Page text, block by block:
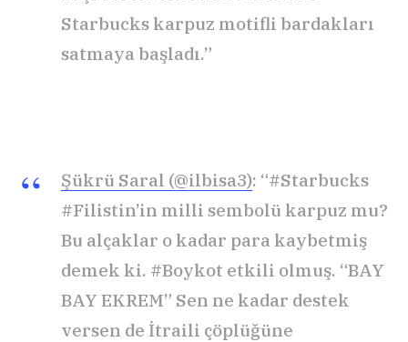
Starbucks karpuz motifli bardakları
satmaya başladı.”
Şükrü Saral (@ilbisa3): “#Starbucks
#Filistin’in milli sembolü karpuz mu?
Bu alçaklar o kadar para kaybetmiş
demek ki. #Boykot etkili olmuş. “BAY
BAY EKREM” Sen ne kadar destek
versen de İtraili çöplüğüne